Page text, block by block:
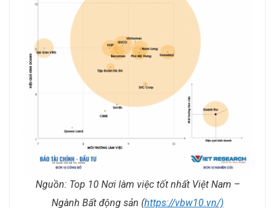
Nguồn: Top 10 Nơi làm việc tốt nhất Việt Nam –
Ngành Bất động sản (https://vbw10.vn/)